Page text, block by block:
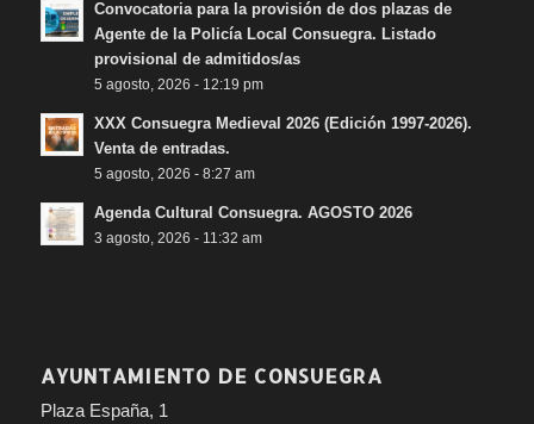
Convocatoria para la provisión de dos plazas de
Agente de la Policía Local Consuegra. Listado
provisional de admitidos/as
5 agosto, 2026 - 12:19 pm
XXX Consuegra Medieval 2026 (Edición 1997-2026).
Venta de entradas.
5 agosto, 2026 - 8:27 am
Agenda Cultural Consuegra. AGOSTO 2026
3 agosto, 2026 - 11:32 am
AYUNTAMIENTO DE CONSUEGRA
Plaza España, 1